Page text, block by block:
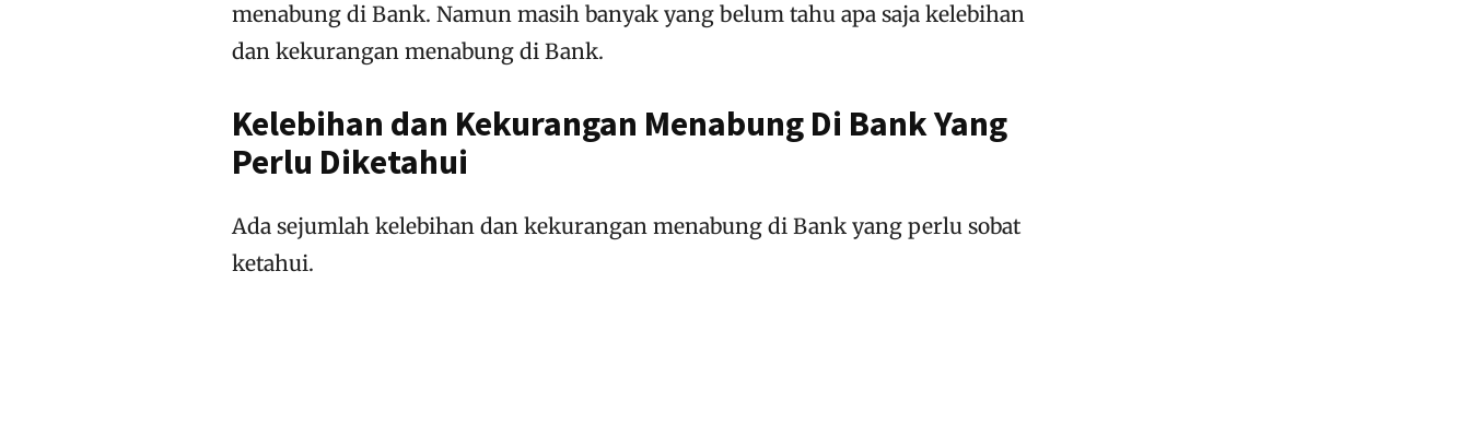
menabung di Bank. Namun masih banyak yang belum tahu apa saja kelebihan
dan kekurangan menabung di Bank.
Kelebihan dan Kekurangan Menabung Di Bank Yang
Perlu Diketahui
Ada sejumlah kelebihan dan kekurangan menabung di Bank yang perlu sobat
ketahui.